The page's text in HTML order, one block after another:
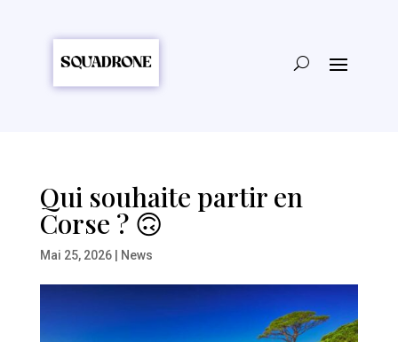
Qui souhaite partir en
Corse ? 🙃
Mai 25, 2026| News